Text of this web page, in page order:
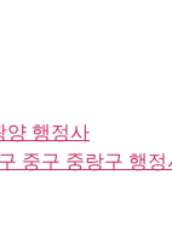
양 행정사
중구 중랑구 행정